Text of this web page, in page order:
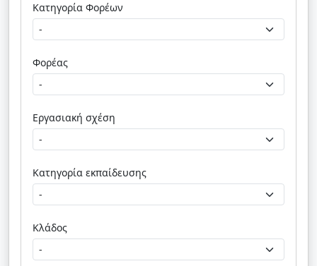
Κατηγορία Φορέων
Φορέας
Εργασιακή σχέση
Κατηγορία εκπαίδευσης
Κλάδος